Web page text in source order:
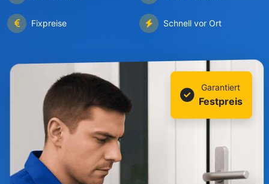
Fixpreise Schnell vor Ort
Garantiert
Festpreis